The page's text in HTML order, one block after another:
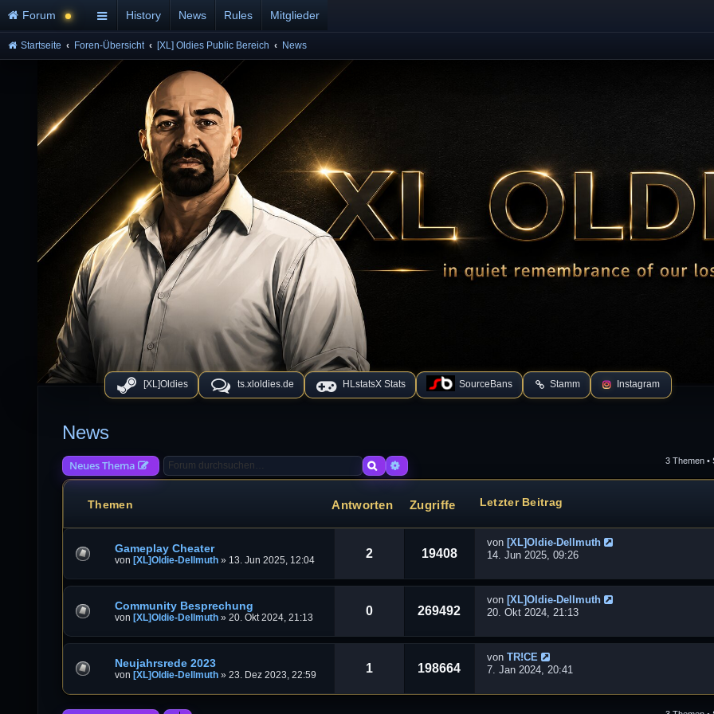
[XL]Oldies ts.xloldies.de HLstatsX Stats SourceBans Stamm Instagram
Forum History News Rules Mitglieder
Startseite Foren-Übersicht [XL] Oldies Public Bereich News
News
Neues Thema SucheErweiterte Suche 3 Themen •
Themen Antworten Zugriffe Letzter Beitrag
Gameplay Cheater
von[XL]Oldie-Dellmuth » 13. Jun 2025, 12:04 2 19408
von [XL]Oldie-Dellmuth
14. Jun 2025, 09:26
Community Besprechung
von[XL]Oldie-Dellmuth »20. Okt 2024, 21:13 0 269492
von [XL]Oldie-Dellmuth
20. Okt 2024, 21:13
Neujahrsrede 2023
von[XL]Oldie-Dellmuth »23. Dez 2023, 22:59 1 198664
von TR!CE
7. Jan 2024, 20:41